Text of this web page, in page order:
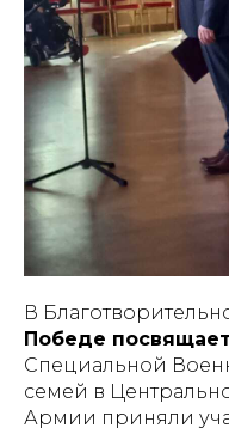
В
Победе
Специальной
семей в
Армии приняли